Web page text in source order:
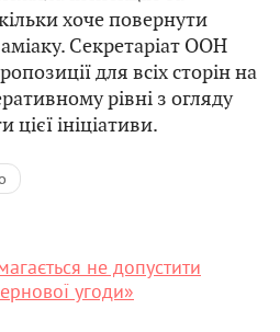
хоче повернути
Секретаріат ООН
для всіх сторін на
рівні з огляду
цієї ініціативи.
не допустити
угоди»